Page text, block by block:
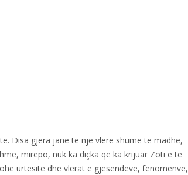
Disa gjëra janë të një vlere shumë të madhe,
mirëpo, nuk ka diçka që ka krijuar Zoti e të
urtësitë dhe vlerat e gjësendeve, fenomenve,